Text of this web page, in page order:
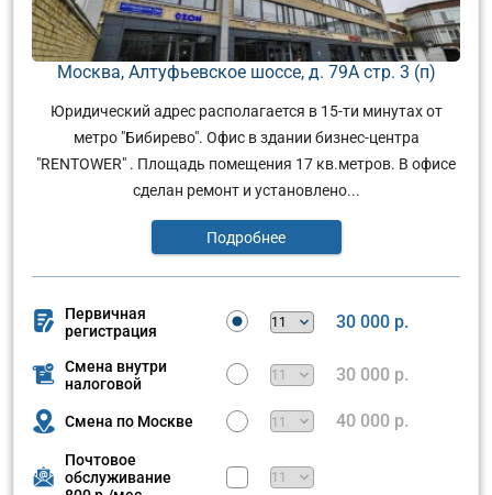
Москва, Алтуфьевское шоссе, д. 79А стр. 3 (п)
Юридический адрес располагается в 15-ти минутах от
метро "Бибирево". Офис в здании бизнес-центра
"RENTOWER" . Площадь помещения 17 кв.метров. В офисе
сделан ремонт и установлено...
Подробнее
Первичная
регистрация
30 000 р.
Смена внутри
налоговой
30 000 р.
Смена по Москве 40 000 р.
Почтовое
обслуживание